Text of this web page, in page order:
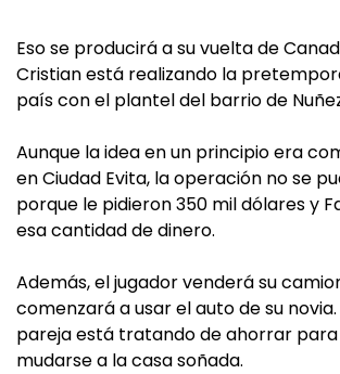
Eso se producirá a su vuelta de
Cristian está realizando la
país con el plantel del barrio de
Aunque la idea en un principio era
en Ciudad Evita, la operación no se
porque le pidieron 350 mil dólares y
esa cantidad de dinero.
Además, el jugador venderá su
comenzará a usar el auto de su
pareja está tratando de ahorrar
mudarse a la casa soñada.